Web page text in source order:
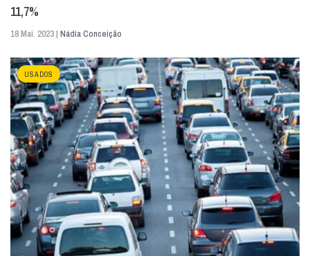
11,7%
18 Mai. 2023 | Nádia Conceição
USADOS